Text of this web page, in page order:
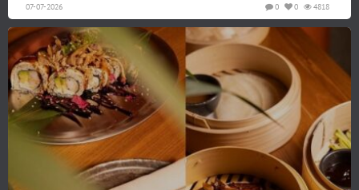
07-07-2026 4818
0
0